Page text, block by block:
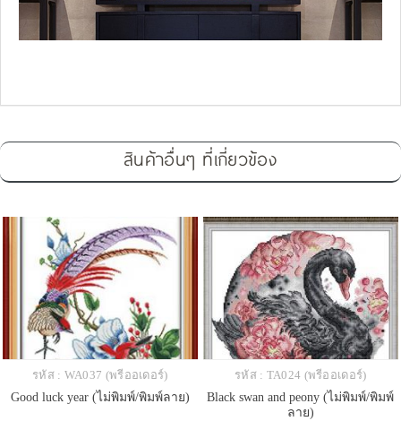
สินค้าอื่นๆ ที่เกี่ยวข้อง
รหัส : WA037 (พรีออเดอร์)
Good luck year (ไม่พิมพ์/พิมพ์ลาย)
รหัส : TA024 (พรีออเดอร์)
Black swan and peony (ไม่พิมพ์/พิมพ์
ลาย)